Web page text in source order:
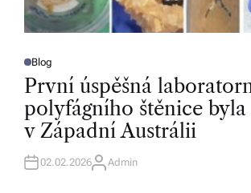
P
O
E
D
I
N
Blog
První úspěšná
polyfágního štěnice byla
v Západní Austrálii
02.02.2026A
Admin